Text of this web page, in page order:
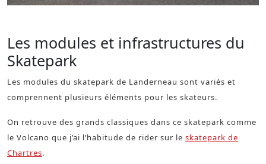
Les modules et infrastructures du
Skatepark
Les modules du skatepark de Landerneau sont variés et
comprennent plusieurs éléments pour les skateurs.
On retrouve des grands classiques dans ce skatepark comme
le Volcano que j’ai l’habitude de rider sur le skatepark de
Chartres.